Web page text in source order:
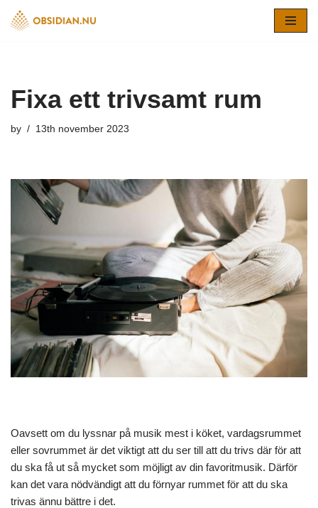
Fixa ett trivsamt rum
by 13th november 2023
Oavsett om du lyssnar på musik mest i köket, vardagsrummet
eller sovrummet är det viktigt att du ser till att du trivs där för att
du ska få ut så mycket som möjligt av din favoritmusik. Därför
kan det vara nödvändigt att du förnyar rummet för att du ska
trivas ännu bättre i det.